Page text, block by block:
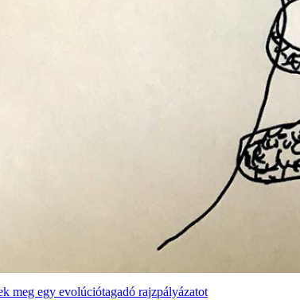
meg egy evolúciótagadó rajzpályázatot